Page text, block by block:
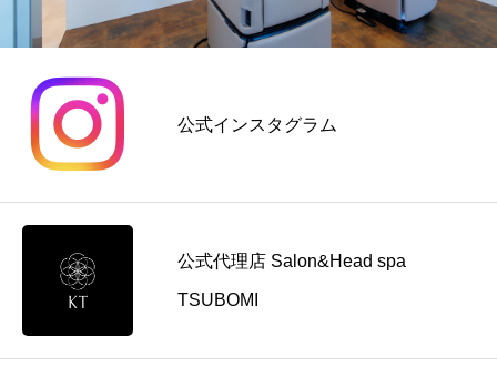
公式インスタグラム
公式代理店 Salon&Head spa
TSUBOMI